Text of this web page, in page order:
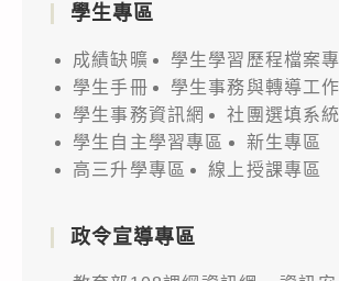
學生專區
成績缺曠
學生學習歷程檔案
學生手冊
學生事務與轉導工
學生事務資訊網
社團選填系統
學生自主學習專區
新生專區
高三升學專區
線上授課專區
政令宣導專區